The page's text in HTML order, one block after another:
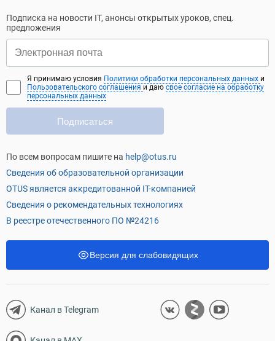
Подписка на новости IT, анонсы открытых уроков, спец.
предложения
Подписаться
Я принимаю условия Политики обработки персональных данных и
Пользовательского соглашения и даю свое согласие на обработку
персональных данных
По всем вопросам пишите на help@otus.ru
Сведения об образовательной организации
OTUS является аккредитованной IT-компанией
Сведения о рекомендательных технологиях
В реестре отечественного ПО №24216
Версия для слабовидящих
Канал в Telegram